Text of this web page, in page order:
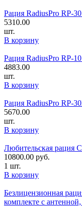
Рация RadiusPro RP-
5310.00
шт.
В корзину
Рация RadiusPro RP-
4883.00
шт.
В корзину
Рация RadiusPro RP-
5670.00
шт.
В корзину
Любительская рация
10800.00 руб.
1 шт.
В корзину
Безлицензионная
комплекте с